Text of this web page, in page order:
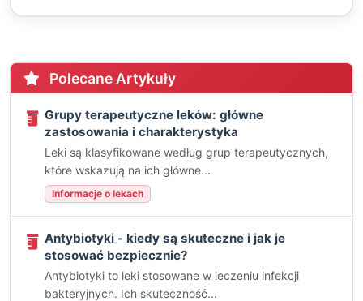
Polecane Artykuły
Grupy terapeutyczne leków: główne
zastosowania i charakterystyka
Leki są klasyfikowane według grup terapeutycznych,
które wskazują na ich główne...
Informacje o lekach
Antybiotyki - kiedy są skuteczne i jak je
stosować bezpiecznie?
Antybiotyki to leki stosowane w leczeniu infekcji
bakteryjnych. Ich skuteczność...